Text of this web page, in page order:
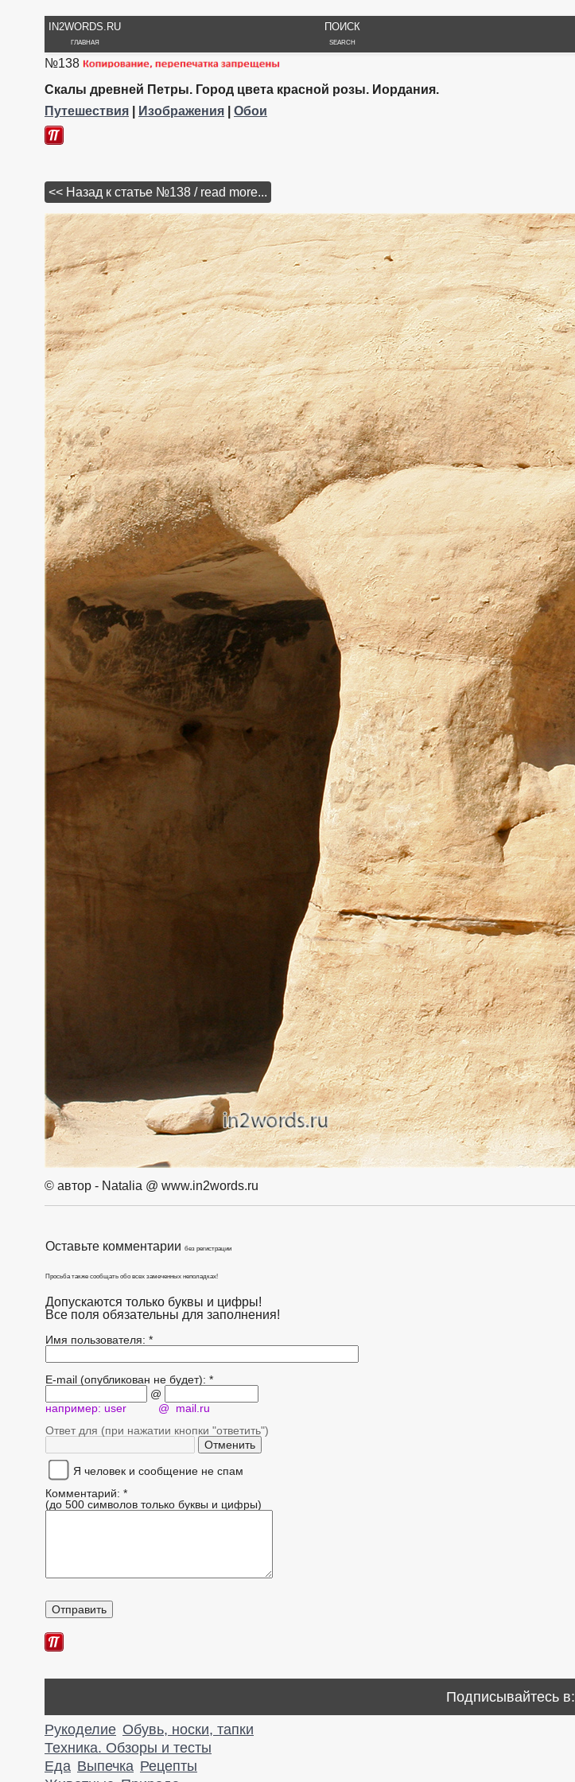
IN2WORDS.RU
ГЛАВНАЯ
ПОИСК
SEARCH
№138
Скалы древней Петры. Город цвета красной розы. Иордания.
Путешествия
Изображения Обои
<< Назад к статье №138 / read more...
© автор - Natalia @ www.in2words.ru
Оставьте комментарии без регистрации
Просьба также сообщать обо всех замеченных неполадках!
Допускаются только буквы и цифры!
Все поля обязательны для заполнения!
Имя пользователя: *
E-mail (опубликован не будет): *
@
например: user @ mail.ru
Ответ для (при нажатии кнопки "ответить")
Я человек и сообщение не спам
Комментарий: *
(до 500 символов только буквы и цифры)
Подписывайтесь в:
Рукоделие Обувь, носки, тапки
Техника. Обзоры и тесты
Еда Выпечка Рецепты